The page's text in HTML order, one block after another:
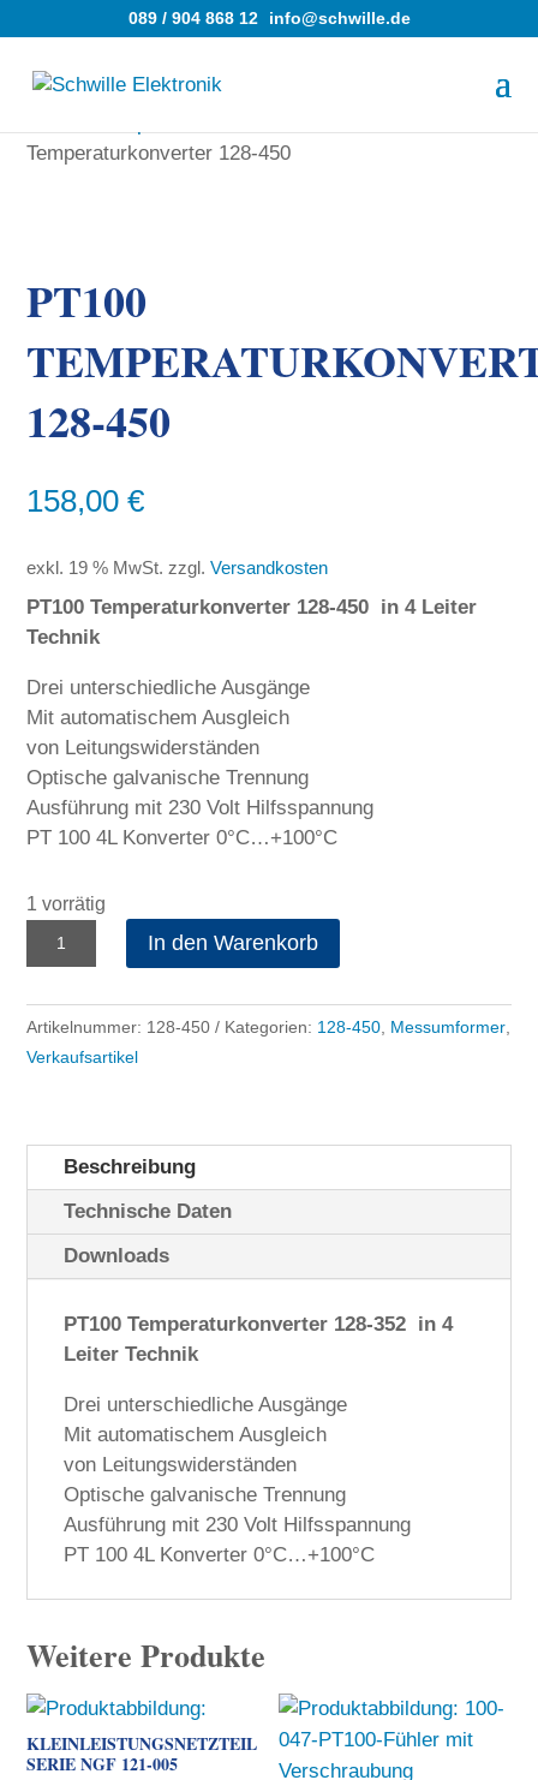
089 / 904 868 12 info@schwille.de
Temperaturkonverter 128-450
PT100
128-450
158,00€
exkl. 19 % MwSt. zzgl.Versandkosten
PT100 Temperaturkonverter 128-450 in 4 Leiter
Technik
Drei unterschiedliche Ausgänge
Mit automatischem Ausgleich
von Leitungswiderständen
Optische galvanische Trennung
Ausführung mit 230 Volt Hilfsspannung
PT 100 4L Konverter 0°C…+100°C
1 vorrätig
PT100
Temperaturkonverter
450
Menge
In den Warenkorb
Artikelnummer: 128-450 Kategorien: 128-450 Messumformer
Verkaufsartikel
Beschreibung
Technische Daten
Downloads
PT100 Temperaturkonverter 128-352 in 4
Leiter Technik
Drei unterschiedliche Ausgänge
Mit automatischem Ausgleich
von Leitungswiderständen
Optische galvanische Trennung
Ausführung mit 230 Volt Hilfsspannung
PT 100 4L Konverter 0°C…+100°C
Weitere Produkte
KLEINLEISTUNGSNETZTEIL
SERIE NGF 121-005